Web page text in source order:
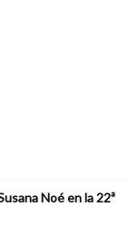
Noé en la 22ª